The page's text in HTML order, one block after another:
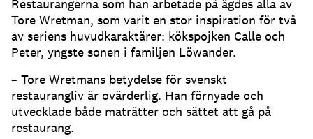
Restaurangerna som han arbetade på ägdes alla av
Tore Wretman, som varit en stor inspiration för två
av seriens huvudkaraktärer: kökspojken Calle och
Peter, yngste sonen i familjen Löwander.
– Tore Wretmans betydelse för svenskt
restaurangliv är ovärderlig. Han förnyade och
utvecklade både maträtter och sättet att gå på
restaurang.